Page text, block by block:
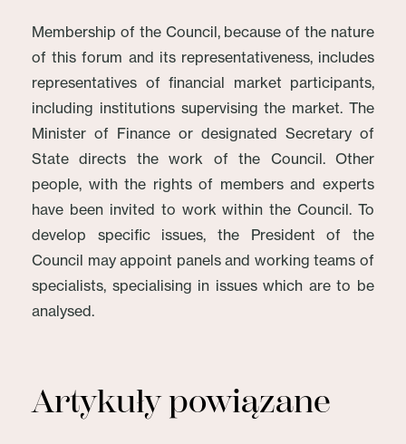
Membership of the Council, because of the nature
of this forum and its representativeness, includes
representatives of financial market participants,
including institutions supervising the market. The
Minister of Finance or designated Secretary of
State directs the work of the Council. Other
people, with the rights of members and experts
have been invited to work within the Council. To
develop specific issues, the President of the
Council may appoint panels and working teams of
specialists, specialising in issues which are to be
analysed.
Artykuły powiązane